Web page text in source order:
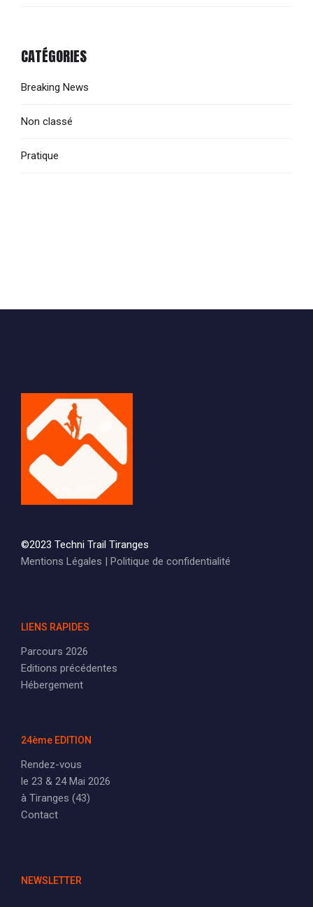
CATÉGORIES
Breaking News
Non classé
Pratique
©2023 Techni Trail Tiranges
Mentions Légales | Politique de confidentialité
LIENS RAPIDES
Parcours 2026
Editions précédentes
Hébergement
24ème EDITION
Rendez-vous
le 23 & 24 Mai 2026
à Tiranges (43)
Contact
NEWSLETTER